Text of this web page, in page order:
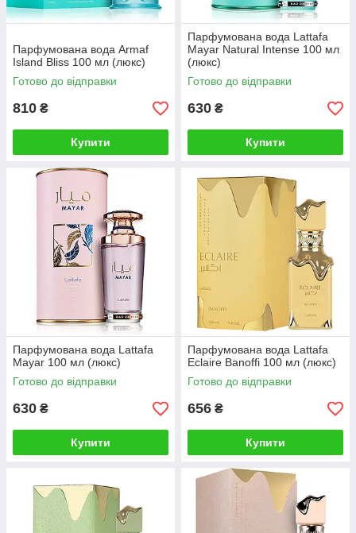
Парфумована вода Armaf
Island Bliss 100 мл (люкс)
Готово до відправки
810 ₴
Купити
Парфумована вода Lattafa
Mayar Natural Intense 100 мл
(люкс)
Готово до відправки
630 ₴
Купити
Парфумована вода Lattafa
Mayar 100 мл (люкс)
Готово до відправки
630 ₴
Купити
Парфумована вода Lattafa
Eclaire Banoffi 100 мл (люкс)
Готово до відправки
656 ₴
Купити